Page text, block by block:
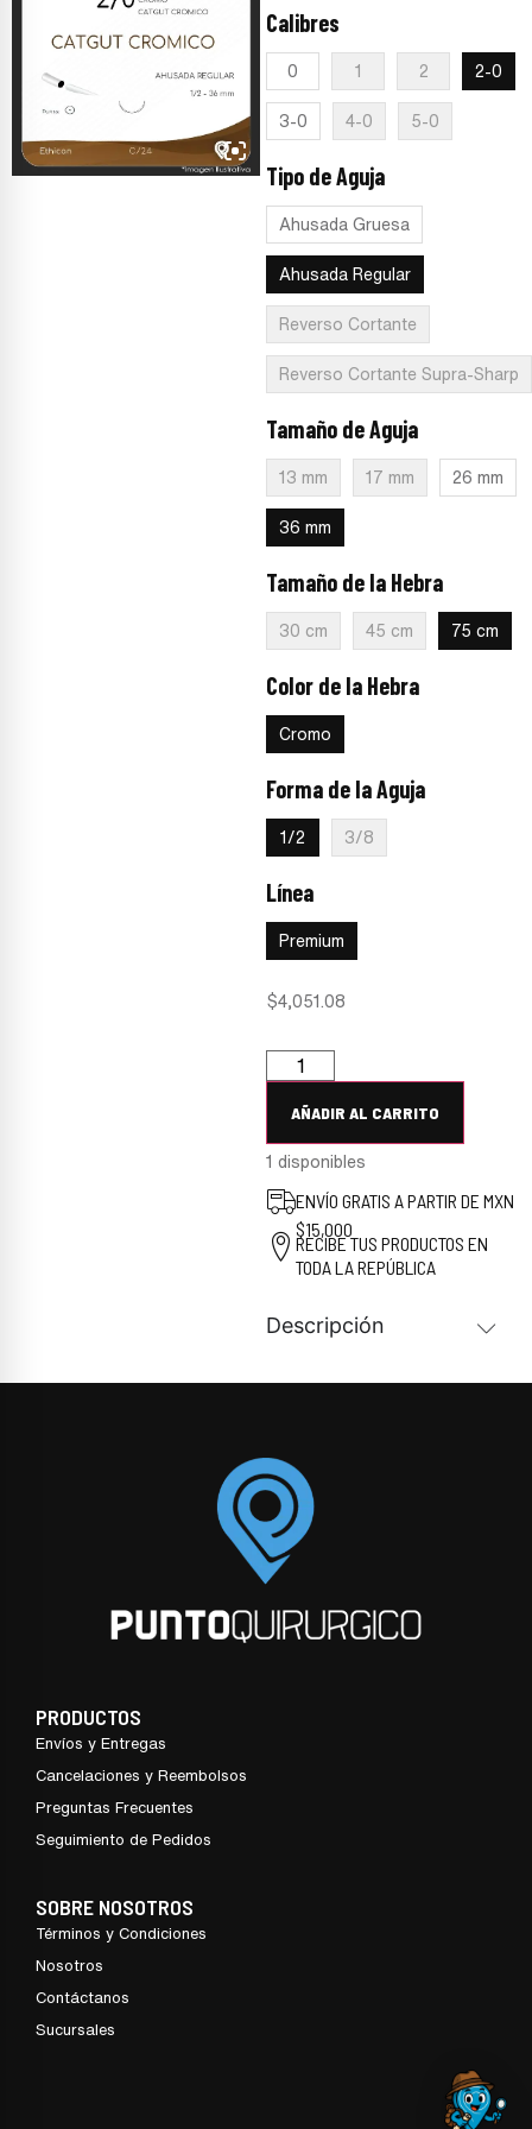
Calibres
0 1 2 2-0
3-0 4-0 5-0
Tipo de Aguja
Ahusada Gruesa
Ahusada Regular
Reverso Cortante
Reverso Cortante Supra-Sharp
Tamaño de Aguja
13 mm 17 mm 26 mm
36 mm
Tamaño de la Hebra
30 cm 45 cm 75 cm
Color de la Hebra
Cromo
Forma de la Aguja
1/2 3/8
Línea
Premium
$4,051.08
AÑADIR AL CARRITO
1 disponibles
ENVÍO GRATIS A PARTIR DE MXN
$15,000
RECIBE TUS PRODUCTOS EN
TODA LA REPÚBLICA
Descripción
PRODUCTOS
Envíos y Entregas
Cancelaciones y Reembolsos
Preguntas Frecuentes
Seguimiento de Pedidos
SOBRE NOSOTROS
Términos y Condiciones
Nosotros
Contáctanos
Sucursales